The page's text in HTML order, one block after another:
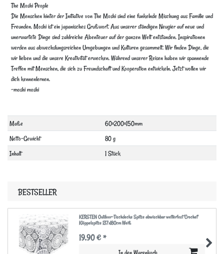
The Moshi People
Die Menschen hinter der Initiative von The Moshi sind eine funkelnde Mischung aus Familie und
Freunden. Moshi ist ein japanisches Grußwort. Aus unserer ständigen Neugier auf neue und
unerwartete Dinge sind zahlreiche Abenteuer auf der ganzen Welt entstanden. Inspirationen
werden aus abwechslungsreichen Umgebungen und Kulturen gesammelt. Wir finden Dinge, die
wir lieben und die unsere Kreativität erwecken. Während unserer Reisen haben wir spannende
Treffen mit Menschen, die sich zu Freundschaft und Kooperation entwickeln. Jetzt wollen wir
dich kennenlernen.
-moshi moshi
Technisches
Merkmal
Wert
Maße
60×200×150mm
Netto-Gewicht
80 g
Inhalt
1 Stück
BESTSELLER
KERSTEN Outdoor-Tischdecke Spitze abwischbar wetterfest 'Crochet'
Klöppelspitze 137x180cm Weiß
19,90 € *